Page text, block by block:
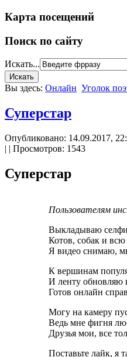
Карта посещений
Поиск по сайту
Искать...
Вы здесь: Онлайн Уголок
Суперстар
Опубликовано: 14.09.2017,
| | Просмотров: 1543
Суперстар
Пользователям
Выкладываю
Котов, собак и всю
Я видео снимаю,
К вершинам
И ленту обновляю
Готов онлайн
Могу на камеру
Ведь мне фигня
Друзья мои, все
Поставьте лайк, я